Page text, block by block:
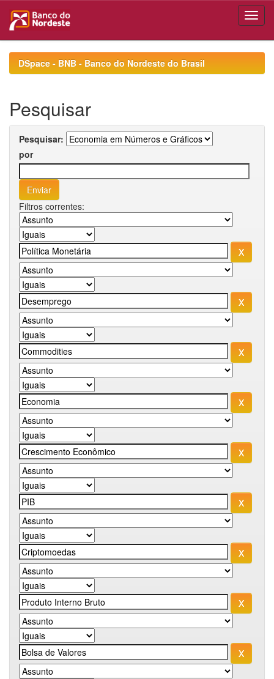
navigationDSpace - BNB - Banco do Nordeste do Brasil
Pesquisar
Pesquisar:
por
Filtros correntes: